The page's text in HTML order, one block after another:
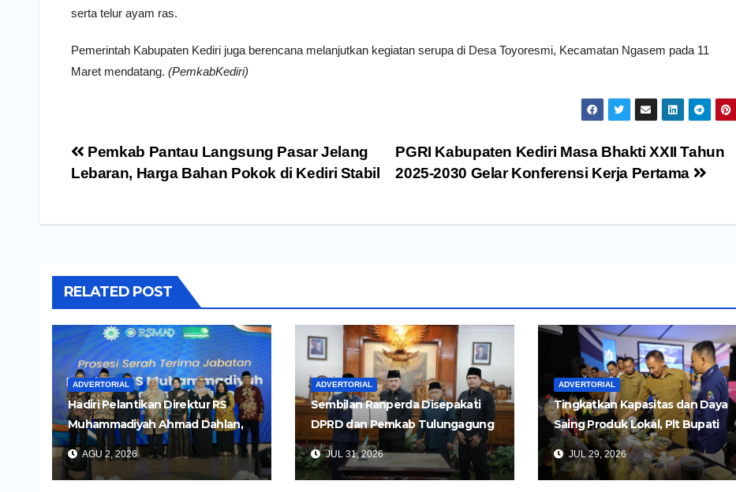
serta telur ayam ras.
Pemerintah Kabupaten Kediri juga berencana melanjutkan kegiatan serupa di Desa Toyoresmi, Kecamatan Ngasem pada 11
Maret mendatang. (PemkabKediri)
Navigasi
pos
PGRI Kabupaten Kediri Masa Bhakti XXII Tahun
2025-2030 Gelar Konferensi Kerja Pertama
Pemkab Pantau Langsung Pasar Jelang
Lebaran, Harga Bahan Pokok di Kediri Stabil
RELATED POST
ADVERTORIAL
Hadiri Pelantikan Direktur RS
Muhammadiyah Ahmad Dahlan,
Wali Kota Kediri Tekankan
Pelayanan Kesehatan yang
Humanis
AGU 2, 2026
ADVERTORIAL
Sembilan Ranperda Disepakati
DPRD dan Pemkab Tulungagung
Untuk Perkuat Pembangunan
Daerah
JUL 31, 2026
ADVERTORIAL
Tingkatkan Kapasitas dan Daya
Saing Produk Lokal, Plt Bupati
Tulungagung Buka Seminar
Impor dan Ekspor Produk UMKM
JUL 29, 2026